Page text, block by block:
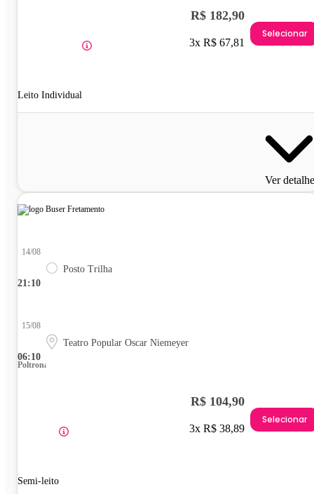
Leito Individual
R$ 182,90
3x R$ 67,81
Selecionar
Ver
21:10
14/08
Posto Trilha
06:10
15/08
Teatro Popular Oscar Niemeyer
Poltrona
Semi-leito
R$ 104,90
3x R$ 38,89
Selecionar